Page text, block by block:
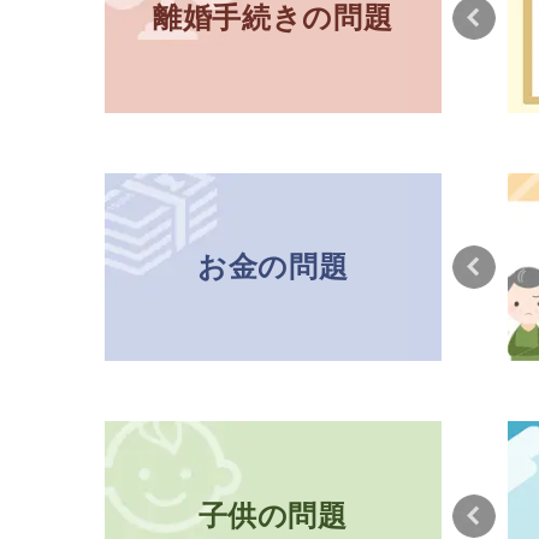
離婚手続きの問題
お金の問題
子供の問題